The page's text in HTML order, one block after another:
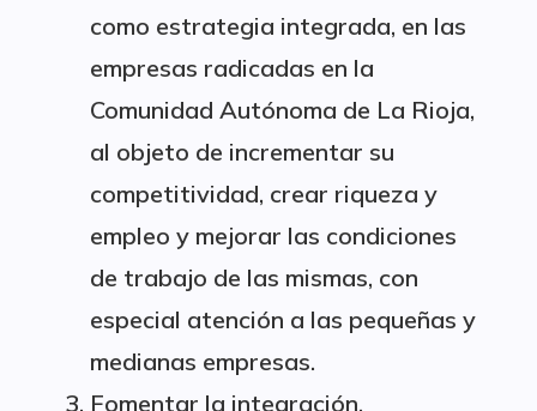
como estrategia integrada, en las
empresas radicadas en la
Comunidad Autónoma de La Rioja,
al objeto de incrementar su
competitividad, crear riqueza y
empleo y mejorar las condiciones
de trabajo de las mismas, con
especial atención a las pequeñas y
medianas empresas.
Fomentar la integración,